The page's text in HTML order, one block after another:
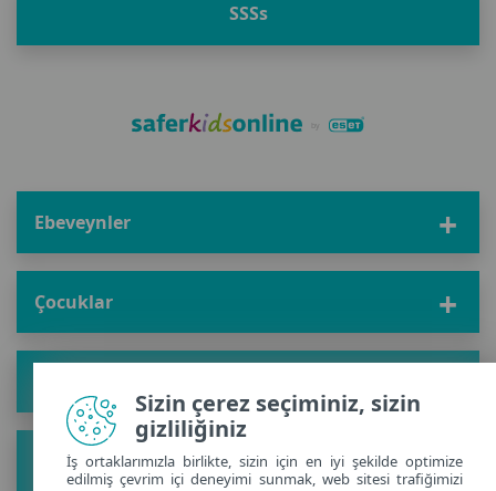
SSSs
Ebeveynler
Çocuklar
Hakkında
Sizin çerez seçiminiz, sizin
gizliliğiniz
İş ortaklarımızla birlikte, sizin için en iyi şekilde optimize
edilmiş çevrim içi deneyimi sunmak, web sitesi trafiğimizi